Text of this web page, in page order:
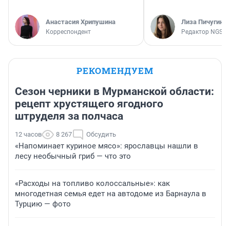
Анастасия Хрипушина
Корреспондент
Лиза Пичугина
Редактор
РЕКОМЕНДУЕМ
Сезон черники в Мурманской области:
рецепт хрустящего ягодного
штруделя за полчаса
12 часов 8 267 Обсудить
«Напоминает куриное мясо»: ярославцы нашли в
лесу необычный гриб — что это
«Расходы на топливо колоссальные»: как
многодетная семья едет на автодоме из Барнаула в
Турцию — фото